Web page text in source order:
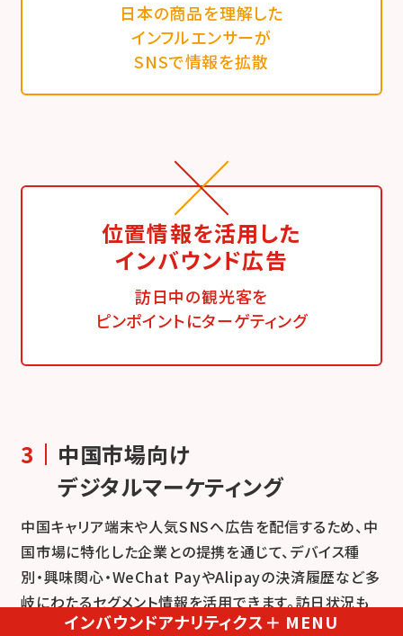
日本の商品を理解した
インフルエンサーが
SNSで情報を拡散
位置情報を活用した
インバウンド広告
訪日中の観光客を
ピンポイントにターゲティング
中国市場向け
デジタルマーケティング
中国キャリア端末や人気SNSへ広告を配信するため、中
国市場に特化した企業との提携を通じて、デバイス種
別・興味関心・WeChat PayやAlipayの決済履歴など多
岐にわたるセグメント情報を活用できます。訪日状況も
含めて、精度の高いターゲティング広告を実施すること
インバウンドアナリティクス＋ MENU